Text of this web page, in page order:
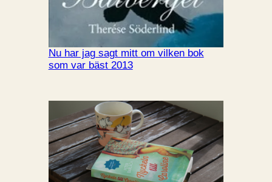
Nu har jag sagt mitt om vilken bok
som var bäst 2013